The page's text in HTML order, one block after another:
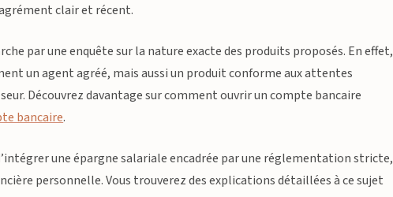
clair et récent.
par une enquête sur la nature exacte des produits proposés. En effet,
un agent agréé, mais aussi un produit conforme aux attentes
Découvrez davantage sur comment ouvrir un compte bancaire
bancaire.
une épargne salariale encadrée par une réglementation stricte,
personnelle. Vous trouverez des explications détaillées à ce sujet